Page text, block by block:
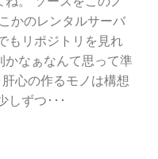
かのレンタルサーバ
もリポジトリを見れ
かなぁなんて思って準
心の作るモノは構想
しずつ･･･